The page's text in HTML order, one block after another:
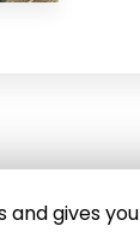
and gives